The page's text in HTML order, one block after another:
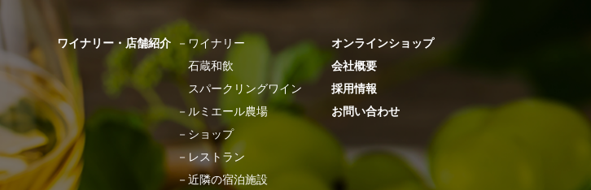
ワイナリー・店舗紹介 － ワイナリー
石蔵和飲
スパークリングワイン
－ ルミエール農場
－ ショップ
－ レストラン
－近隣の宿泊施設
オンラインショップ
会社概要
採用情報
お問い合わせ